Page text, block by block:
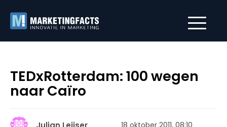
TEDxRotterdam: 100 wegen
naar Caïro
18 oktober 2011, 08:10